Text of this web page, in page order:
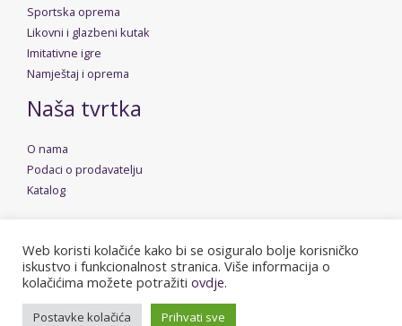
Sportska oprema
Likovni i glazbeni kutak
Imitativne igre
Namještaj i oprema
Naša tvrtka
O nama
Podaci o prodavatelju
Katalog
Copyright © 2026 Dudica | Powered by Stolarija Rusan
Web koristi kolačiće kako bi se osiguralo bolje korisničko
iskustvo i funkcionalnost stranica. Više informacija o
kolačićima možete potražiti ovdje.
Postavke kolačića Prihvati sve